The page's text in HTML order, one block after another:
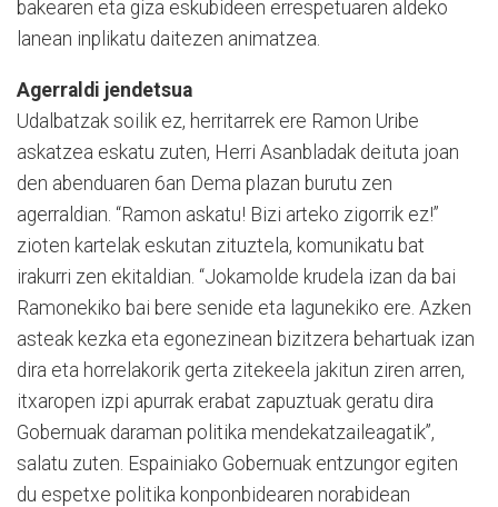
bakearen eta giza eskubideen errespetuaren aldeko
lanean inplikatu daitezen animatzea.
Agerraldi jendetsua
Udalbatzak soilik ez, herritarrek ere Ramon Uribe
askatzea eskatu zuten, Herri Asanbladak deituta joan
den abenduaren 6an Dema plazan burutu zen
agerraldian. “Ramon askatu! Bizi arteko zigorrik ez!”
zioten kartelak eskutan zituztela, komunikatu bat
irakurri zen ekitaldian. “Jokamolde krudela izan da bai
Ramonekiko bai bere senide eta lagunekiko ere. Azken
asteak kezka eta egonezinean bizitzera behartuak izan
dira eta horrelakorik gerta zitekeela jakitun ziren arren,
itxaropen izpi apurrak erabat zapuztuak geratu dira
Gobernuak daraman politika mendekatzaileagatik”,
salatu zuten. Espainiako Gobernuak entzungor egiten
du espetxe politika konponbidearen norabidean